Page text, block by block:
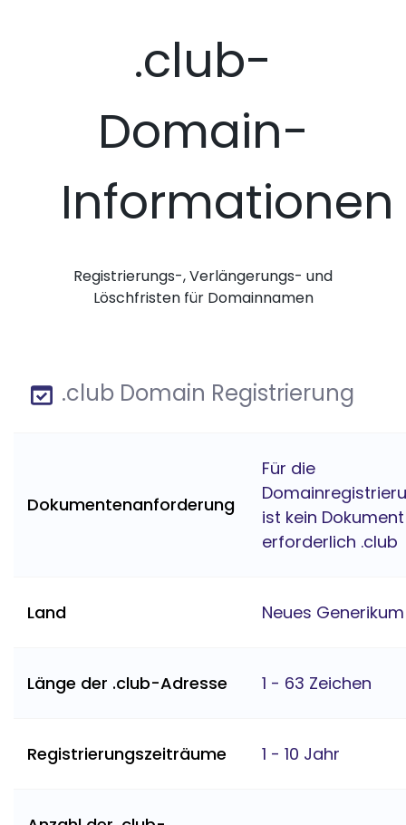
.club-
Domain-
Informationen
Registrierungs-, Verlängerungs- und
Löschfristen für Domainnamen
.club Domain Registrierung
Dokumentenanforderung
Für die
ist kein Dokument
erforderlich .club
Land Neues Generikum
Länge der .club-Adresse 1 - 63 Zeichen
Registrierungszeiträume 1 - 10 Jahr